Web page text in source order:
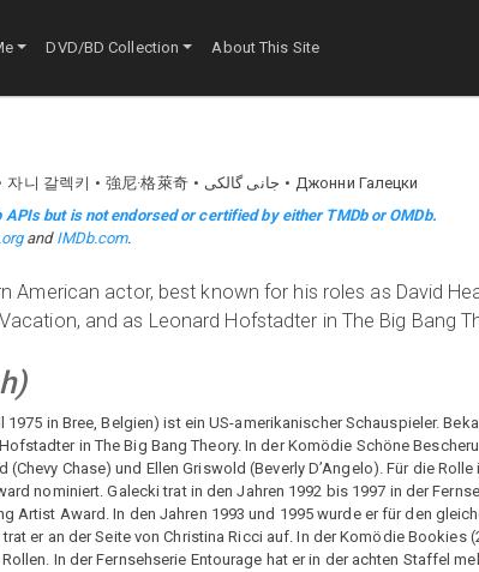
DVD/BD Collection About This Site
자니 갈렉키 強尼·格萊奇 جانی گالکی
Джонни Галецки
APIs but is not endorsed or certified by either TMDb or OMDb.
and IMDb.com.
American actor, best known for his roles as David
and as Leonard Hofstadter in The Big Bang
)
1975 in Bree, Belgien) ist ein US-amerikanischer Schauspieler.
in The Big Bang Theory. In der Komödie Schöne
Chase) und Ellen Griswold (Beverly D’Angelo). Für die
nominiert. Galecki trat in den Jahren 1992 bis 1997 in der
Artist Award. In den Jahren 1993 und 1995 wurde er für den
er an der Seite von Christina Ricci auf. In der Komödie Bookies
In der Fernsehserie Entourage hat er in der achten Staffel